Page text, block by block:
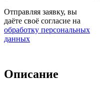
Отправляя заявку, вы
даёте своё согласие на
обработку персональных
данных
Описание